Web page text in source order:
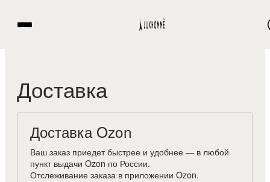
Доставка
Доставка Ozon
Ваш заказ приедет быстрее и удобнее — в любой
пункт выдачи Ozon по России.
Отслеживание заказа в приложении Ozon.